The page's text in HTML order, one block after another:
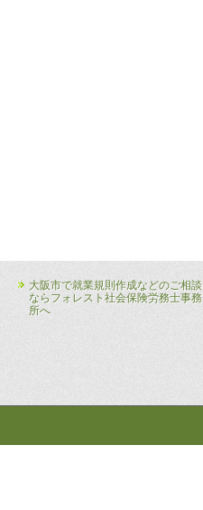
大阪市で就業規則作成などのご相談
ならフォレスト社会保険労務士事務
所へ